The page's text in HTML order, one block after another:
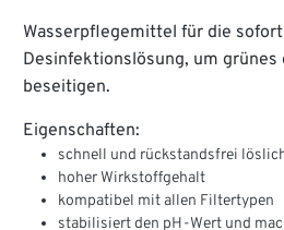
Wasserpflegemittel für die
Desinfektionslösung, um grünes
beseitigen.
Eigenschaften:
schnell und rückstandsfrei
hoher Wirkstoffgehalt
kompatibel mit allen Filtertypen
stabilisiert den pH-Wert und